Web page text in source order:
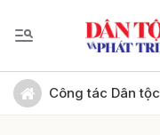
Công tác Dân tộc
Gửi bình luận